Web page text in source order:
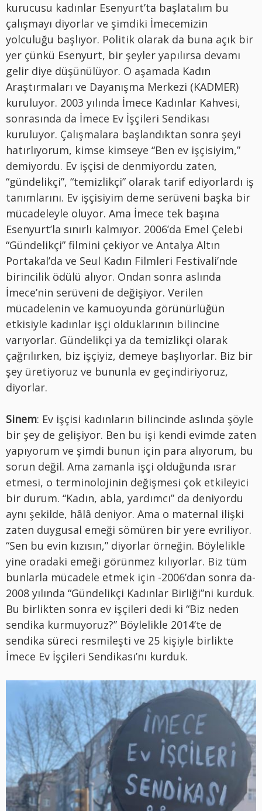
kurucusu kadınlar Esenyurt’ta başlatalım bu
çalışmayı diyorlar ve şimdiki İmecemizin
yolculuğu başlıyor. Politik olarak da buna açık bir
yer çünkü Esenyurt, bir şeyler yapılırsa devamı
gelir diye düşünülüyor. O aşamada Kadın
Araştırmaları ve Dayanışma Merkezi (KADMER)
kuruluyor. 2003 yılında İmece Kadınlar Kahvesi,
sonrasında da İmece Ev İşçileri Sendikası
kuruluyor. Çalışmalara başlandıktan sonra şeyi
hatırlıyorum, kimse kimseye “Ben ev işçisiyim,”
demiyordu. Ev işçisi de denmiyordu zaten,
“gündelikçi”, “temizlikçi” olarak tarif ediyorlardı iş
tanımlarını. Ev işçisiyim deme serüveni başka bir
mücadeleyle oluyor. Ama İmece tek başına
Esenyurt’la sınırlı kalmıyor. 2006’da Emel Çelebi
“Gündelikçi” filmini çekiyor ve Antalya Altın
Portakal’da ve Seul Kadın Filmleri Festivali’nde
birincilik ödülü alıyor. Ondan sonra aslında
İmece’nin serüveni de değişiyor. Verilen
mücadelenin ve kamuoyunda görünürlüğün
etkisiyle kadınlar işçi olduklarının bilincine
varıyorlar. Gündelikçi ya da temizlikçi olarak
çağrılırken, biz işçiyiz, demeye başlıyorlar. Biz bir
şey üretiyoruz ve bununla ev geçindiriyoruz,
diyorlar.
Sinem: Ev işçisi kadınların bilincinde aslında şöyle
bir şey de gelişiyor. Ben bu işi kendi evimde zaten
yapıyorum ve şimdi bunun için para alıyorum, bu
sorun değil. Ama zamanla işçi olduğunda ısrar
etmesi, o terminolojinin değişmesi çok etkileyici
bir durum. “Kadın, abla, yardımcı” da deniyordu
aynı şekilde, hâlâ deniyor. Ama o maternal ilişki
zaten duygusal emeği sömüren bir yere evriliyor.
“Sen bu evin kızısın,” diyorlar örneğin. Böylelikle
yine oradaki emeği görünmez kılıyorlar. Biz tüm
bunlarla mücadele etmek için -2006’dan sonra da-
2008 yılında “Gündelikçi Kadınlar Birliği”ni kurduk.
Bu birlikten sonra ev işçileri dedi ki “Biz neden
sendika kurmuyoruz?” Böylelikle 2014’te de
sendika süreci resmileşti ve 25 kişiyle birlikte
İmece Ev İşçileri Sendikası’nı kurduk.